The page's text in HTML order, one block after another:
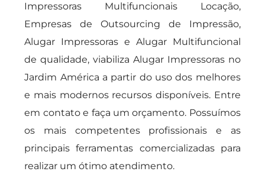
Impressoras Multifuncionais Locação,
Empresas de Outsourcing de Impressão,
Alugar Impressoras e Alugar Multifuncional
de qualidade, viabiliza Alugar Impressoras no
Jardim América a partir do uso dos melhores
e mais modernos recursos disponíveis. Entre
em contato e faça um orçamento. Possuímos
os mais competentes profissionais e as
principais ferramentas comercializadas para
realizar um ótimo atendimento.